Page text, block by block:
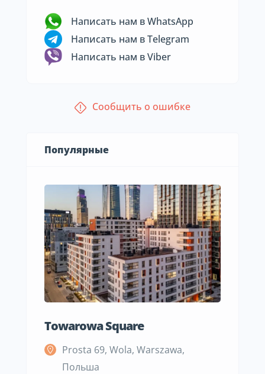
Написать нам в WhatsApp
Написать нам в Telegram
Написать нам в Viber
Сообщить о ошибке
Популярные
Towarowa Square
Prosta 69, Wola, Warszawa,
Польша